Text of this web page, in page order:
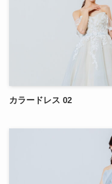
カラードレス 02